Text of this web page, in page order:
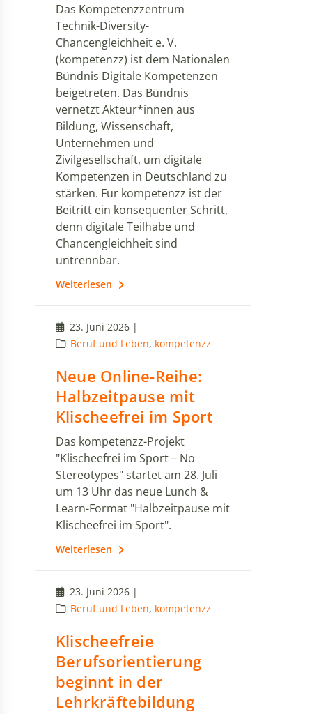
Das Kompetenzzentrum
Technik-Diversity-
Chancengleichheit e. V.
(kompetenzz) ist dem Nationalen
Bündnis Digitale Kompetenzen
beigetreten. Das Bündnis
vernetzt Akteur*innen aus
Bildung, Wissenschaft,
Unternehmen und
Zivilgesellschaft, um digitale
Kompetenzen in Deutschland zu
stärken. Für kompetenzz ist der
Beitritt ein konsequenter Schritt,
denn digitale Teilhabe und
Chancengleichheit sind
untrennbar.
Weiterlesen
23. Juni 2026 |
Beruf und Leben, kompetenzz
Neue Online-Reihe:
Halbzeitpause mit
Klischeefrei im Sport
Das kompetenzz-Projekt
"Klischeefrei im Sport – No
Stereotypes" startet am 28. Juli
um 13 Uhr das neue Lunch &
Learn-Format "Halbzeitpause mit
Klischeefrei im Sport".
Weiterlesen
23. Juni 2026 |
Beruf und Leben, kompetenzz
Klischeefreie
Berufsorientierung
beginnt in der
Lehrkräftebildung